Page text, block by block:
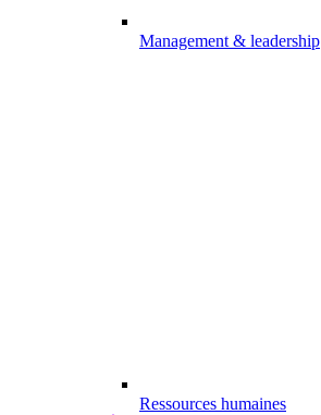
Management & leadership
Ressources humaines